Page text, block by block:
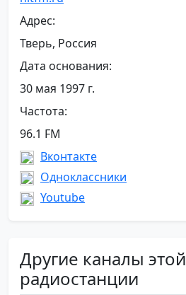
Адрес:
Тверь, Россия
Дата основания:
30 мая 1997 г.
Частота:
96.1 FM
Вконтакте
Одноклассники
Youtube
Другие каналы этой
радиостанции